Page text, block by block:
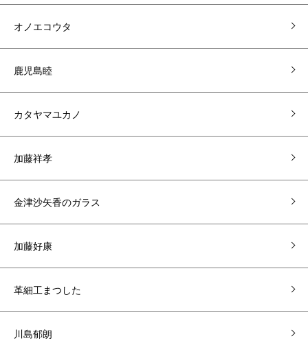
オノエコウタ
鹿児島睦
カタヤマユカノ
加藤祥孝
金津沙矢香のガラス
加藤好康
革細工まつした
川島郁朗